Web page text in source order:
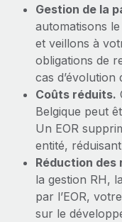
Gestion de la
automatisons
et veillons à
obligations de
cas d’évolution
Coûts réduits.
Belgique peut
Un EOR
entité,
Réduction des
la gestion RH,
par l’EOR,
sur le